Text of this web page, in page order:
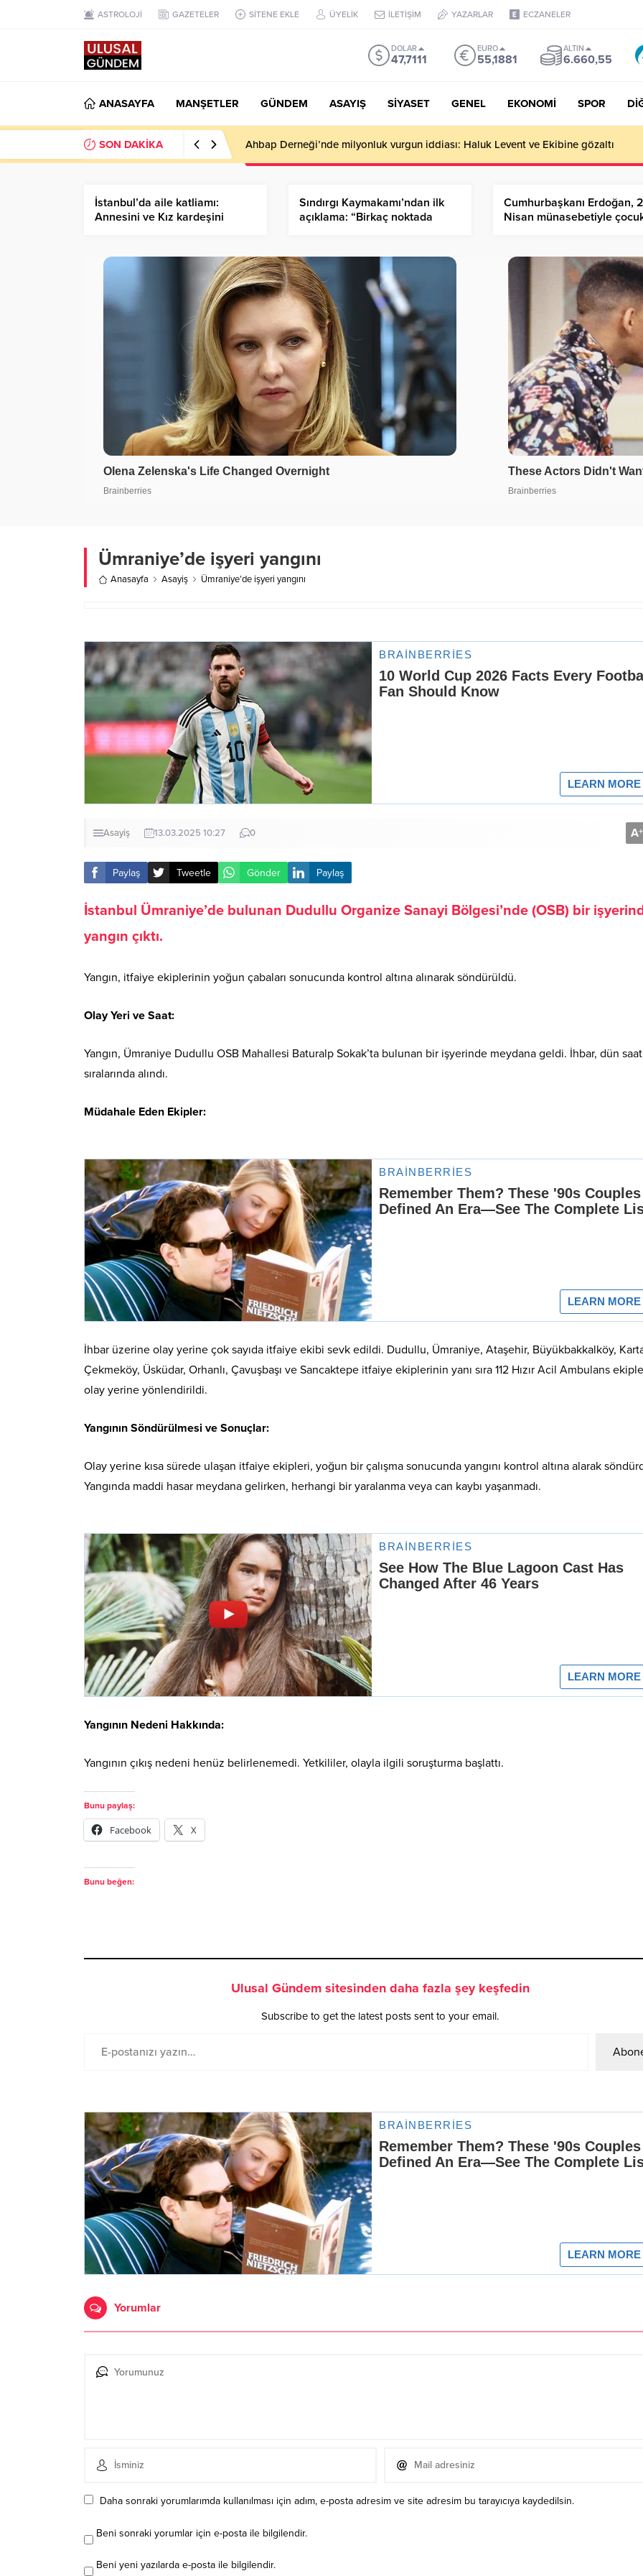
ASTROLOJİ GAZETELER SİTENE EKLE ÜYELİK İLETİŞİM YAZARLAR ECZANELER
DOLAR
47,7111
EURO
55,1881
ALTIN
6.660,55
ANASAYFA MANŞETLER GÜNDEM ASAYIŞ SİYASET GENEL EKONOMİ SPOR
SON DAKİKA Ahbap Derneği’nde milyonluk vurgun iddiası: Haluk Levent ve Ekibine gözaltı
İstanbul’da aile katliamı:
Annesini ve Kız kardeşini
Sındırgı Kaymakamı’ndan ilk
açıklama: “Birkaç noktada
Cumhurbaşkanı Erdoğan,
Nisan münasebetiyle
Ümraniye’de işyeri yangını
Anasayfa Asayiş Ümraniye’de işyeri yangını
Asayiş 13.03.2025 10:27 0 A+
Paylaş Tweetle Gönder Paylaş
İstanbul Ümraniye’de bulunan Dudullu Organize Sanayi Bölgesi’nde (OSB) bir
yangın çıktı.
Yangın, itfaiye ekiplerinin yoğun çabaları sonucunda kontrol altına alınarak söndürüldü.
Olay Yeri ve Saat:
Yangın, Ümraniye Dudullu OSB Mahallesi Baturalp Sokak’ta bulunan bir işyerinde meydana geldi. İhbar, dün saat
sıralarında alındı.
Müdahale Eden Ekipler:
İhbar üzerine olay yerine çok sayıda itfaiye ekibi sevk edildi. Dudullu, Ümraniye, Ataşehir, Büyükbakkalköy,
Çekmeköy, Üsküdar, Orhanlı, Çavuşbaşı ve Sancaktepe itfaiye ekiplerinin yanı sıra 112 Hızır Acil Ambulans
olay yerine yönlendirildi.
Yangının Söndürülmesi ve Sonuçlar:
Olay yerine kısa sürede ulaşan itfaiye ekipleri, yoğun bir çalışma sonucunda yangını kontrol altına alarak
Yangında maddi hasar meydana gelirken, herhangi bir yaralanma veya can kaybı yaşanmadı.
Yangının Nedeni Hakkında:
Yangının çıkış nedeni henüz belirlenemedi. Yetkililer, olayla ilgili soruşturma başlattı.
Bunu paylaş:
Facebook X
Bunu beğen:
Ulusal Gündem sitesinden daha fazla şey keşfedin
Subscribe to get the latest posts sent to your email.
Yorumlar
Daha sonraki yorumlarımda kullanılması için adım, e-posta adresim ve site adresim bu tarayıcıya kaydedilsin.
Beni sonraki yorumlar için e-posta ile bilgilendir.
Beni yeni yazılarda e-posta ile bilgilendir.